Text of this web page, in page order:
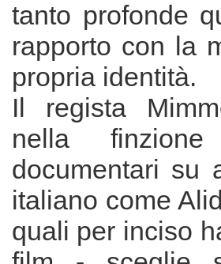
tanto profonde
rapporto con la
propria identità.
Il regista
nella finzione
documentari su
italiano come
quali per inciso